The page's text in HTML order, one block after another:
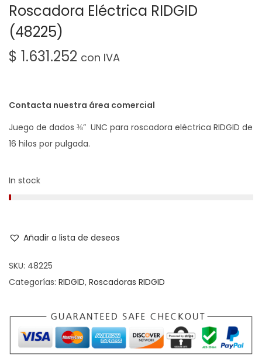
Roscadora Eléctrica RIDGID
(48225)
$ 1.631.252 con IVA
Contacta nuestra área comercial
Juego de dados ⅜” UNC para roscadora eléctrica RIDGID de
16 hilos por pulgada.
In stock
Añadir a lista de deseos
SKU: 48225
Categorías: RIDGID, Roscadoras RIDGID